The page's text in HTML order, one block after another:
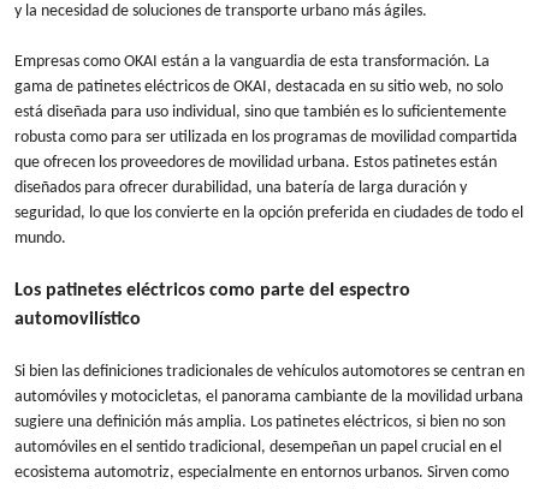
y la necesidad de soluciones de transporte urbano más ágiles.
Empresas como OKAI están a la vanguardia de esta transformación. La
gama de patinetes eléctricos de OKAI, destacada en su sitio web, no solo
está diseñada para uso individual, sino que también es lo suficientemente
robusta como para ser utilizada en los programas de movilidad compartida
que ofrecen los proveedores de movilidad urbana. Estos patinetes están
diseñados para ofrecer durabilidad, una batería de larga duración y
seguridad, lo que los convierte en la opción preferida en ciudades de todo el
mundo.
Los patinetes eléctricos como parte del espectro
automovilístico
Si bien las definiciones tradicionales de vehículos automotores se centran en
automóviles y motocicletas, el panorama cambiante de la movilidad urbana
sugiere una definición más amplia. Los patinetes eléctricos, si bien no son
automóviles en el sentido tradicional, desempeñan un papel crucial en el
ecosistema automotriz, especialmente en entornos urbanos. Sirven como